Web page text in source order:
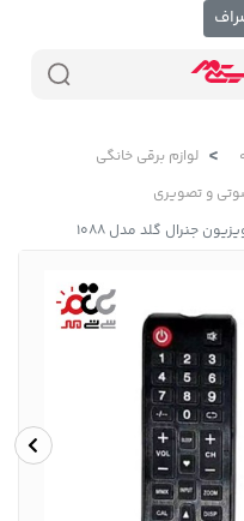
لوازم برقی خانگی
و تصویری
جنرال گلد مدل 1088